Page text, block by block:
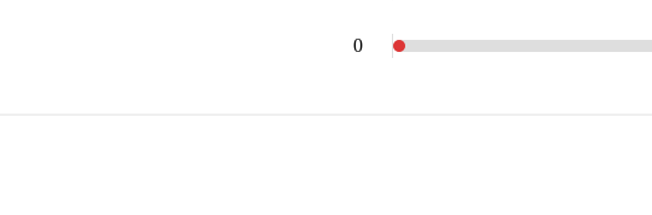
0